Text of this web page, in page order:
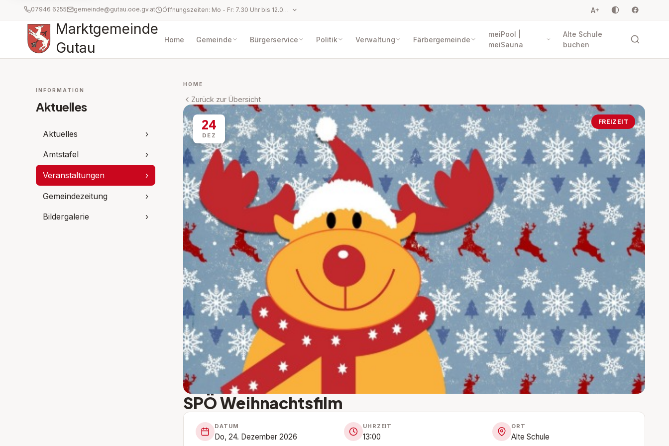
07946 6255 gemeinde@gutau.ooe.gv.at Öffnungszeiten: Mo - Fr: 7.30 Uhr bis 12.00 Uhr, Mo, Do: 13.00 Uhr bis 18.00 Uhr, A+
Marktgemeinde
Gutau
Home Gemeinde Bürgerservice Politik Verwaltung Färbergemeinde
meiPool |
meiSauna
Alte Schule
buchen
INFORMATION
Aktuelles
Aktuelles ›
Amtstafel ›
Veranstaltungen ›
Gemeindezeitung ›
Bildergalerie ›
HOME
Zurück zur Übersicht
24
DEZ
FREIZEIT
SPÖ Weihnachtsfilm
DATUM
Do, 24. Dezember 2026
UHRZEIT
13:00
ORT
Alte Schule